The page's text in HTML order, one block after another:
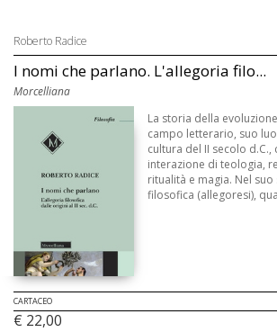
Roberto Radice
I nomi che parlano. L'allegoria filo...
Morcelliana
La storia della
campo letterario, suo
cultura del II secolo d.C.,
interazione di teologia,
ritualità e magia. Nel
filosofica (allegoresi),
CARTACEO
€ 22,00